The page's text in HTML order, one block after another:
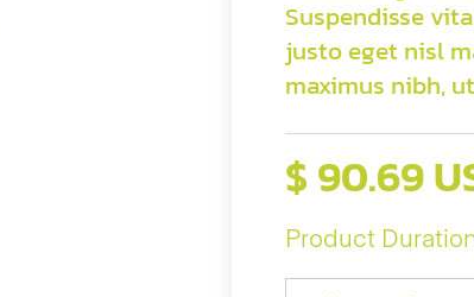
Suspendisse
justo eget nisl
maximus nibh,
$ 90.69
Product